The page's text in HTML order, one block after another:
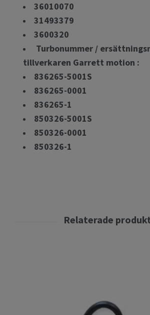
36010070
31493379
3600320
Turbonummer /
tillverkaren Garrett motion :
836265-5001S
836265-0001
836265-1
850326-5001S
850326-0001
850326-1